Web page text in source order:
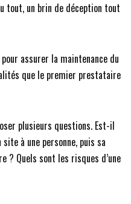
tout, un brin de déception tout
assurer la maintenance du
que le premier prestataire
plusieurs questions. Est-il
à une personne, puis sa
? Quels sont les risques d’une